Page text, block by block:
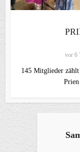
vor 6
145 Mitglieder zählt
Prien